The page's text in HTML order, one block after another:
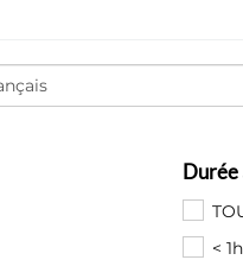
Durée
< 1h